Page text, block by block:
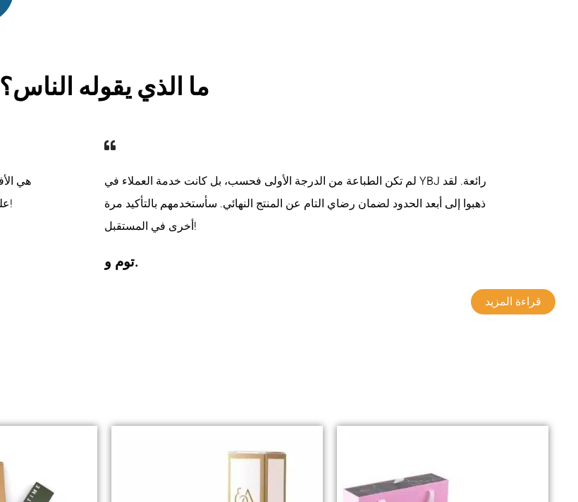
ما الذي يقوله الناس؟
على الإطلاق. جودة الطباعة مذهلة ووقت التسليم سريع للغاية. أوصي بهم بشدة!
لم تكن الطباعة من الدرجة الأولى فحسب، بل كانت خدمة العملاء في YBJ رائعة. لقد
ذهبوا إلى أبعد الحدود لضمان رضاي التام عن المنتج النهائي. سأستخدمهم بالتأكيد مرة
أخرى في المستقبل!
توم و.
قراءة المزيد